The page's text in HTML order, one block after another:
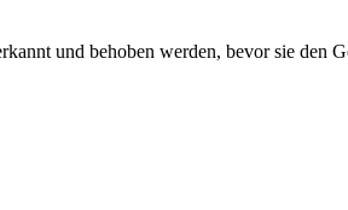
und behoben werden, bevor sie den